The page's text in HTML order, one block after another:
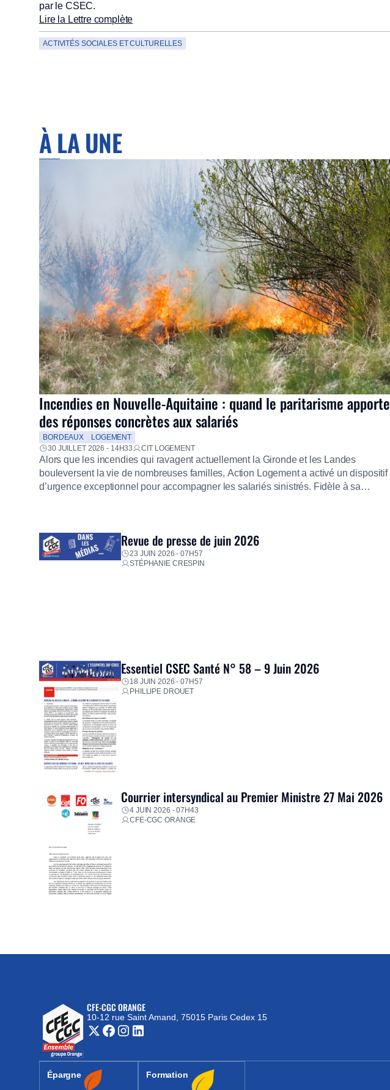
par le CSEC.
Lire la Lettre complète
ACTIVITÉS SOCIALES ET CULTURELLES
À LA UNE
Incendies en Nouvelle-Aquitaine : quand le paritarisme apporte
des réponses concrètes aux salariés
BORDEAUX
LOGEMENT
30 JUILLET 2026 - 14H33
CIT LOGEMENT
Alors que les incendies qui ravagent actuellement la Gironde et les Landes
bouleversent la vie de nombreuses familles, Action Logement a activé un dispositif
d’urgence exceptionnel pour accompagner les salariés sinistrés. Fidèle à sa
Revue de presse de juin 2026
23 JUIN 2026 - 07H57
STÉPHANIE CRESPIN
Essentiel CSEC Santé N° 58 – 9 Juin 2026
18 JUIN 2026 - 07H57
PHILLIPE DROUET
Courrier intersyndical au Premier Ministre 27 Mai 2026
4 JUIN 2026 - 07H43
CFE-CGC ORANGE
CFE-CGC ORANGE
10-12 rue Saint Amand, 75015 Paris Cedex 15
(nouvelle fenêtre)
Épargne
(nouvelle fenêtre) Formation
(nouvelle fenêtre)